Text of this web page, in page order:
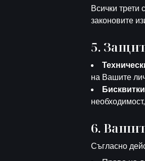
Всички трети
законовите
5.
на Вашите
6.
Съгласно